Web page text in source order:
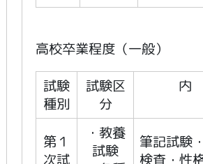
高校卒業程度（一般）
試験
種別
試験区
分
第１
次試
・教養
試験
筆記試験
検査・性